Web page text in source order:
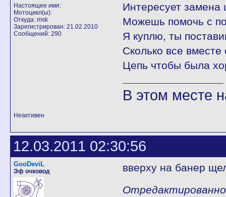
Настоящее имя:
Мотоцикл(ы):
Откуда: msk
Зарегистрирован: 21.02.2010
Сообщений: 290
Интересует замена
Можешь помочь с
Я куплю, ты
Сколько все вместе
Цепь чтобы была
В этом месте
Неактивен
12.03.2011 02:30:56
GooDeviL
Эф очковод
вверху на банер
Отредактированно